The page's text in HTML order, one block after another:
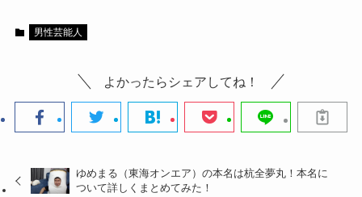
男性芸能人
よかったらシェアしてね！
ゆめまる（東海オンエア）の本名は杭全夢丸！本名に
ついて詳しくまとめてみた！